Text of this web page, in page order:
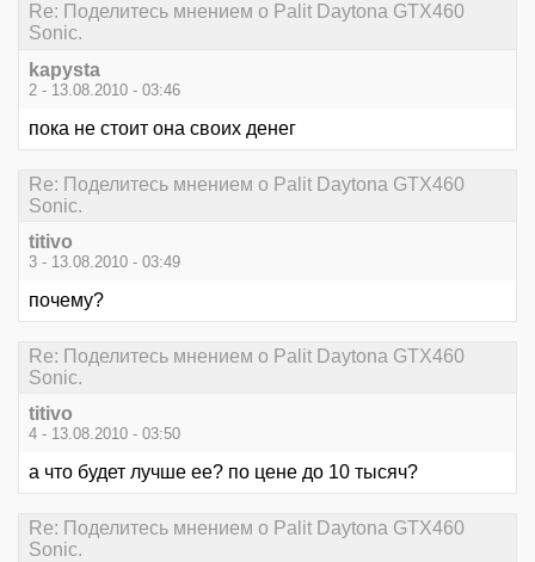
Re: Поделитесь мнением о Palit Daytona GTX460
Sonic.
kapysta
2 - 13.08.2010 - 03:46
пока не стоит она своих денег
Re: Поделитесь мнением о Palit Daytona GTX460
Sonic.
titivo
3 - 13.08.2010 - 03:49
почему?
Re: Поделитесь мнением о Palit Daytona GTX460
Sonic.
titivo
4 - 13.08.2010 - 03:50
а что будет лучше ее? по цене до 10 тысяч?
Re: Поделитесь мнением о Palit Daytona GTX460
Sonic.